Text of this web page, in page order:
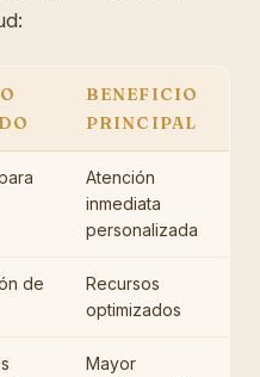
BENEFICIO
PRINCIPAL
Atención
inmediata
personalizada
de
Recursos
optimizados
Mayor